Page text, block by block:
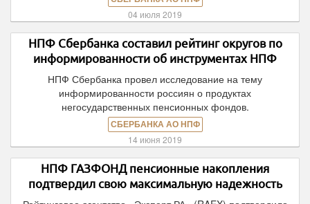
04 июля 2019
НПФ Сбербанка составил рейтинг округов по
информированности об инструментах НПФ
НПФ Сбербанка провел исследование на тему
информированности россиян о продуктах
негосударственных пенсионных фондов.
СБЕРБАНКА АО НПФ
14 июня 2019
НПФ ГАЗФОНД пенсионные накопления
подтвердил свою максимальную надежность